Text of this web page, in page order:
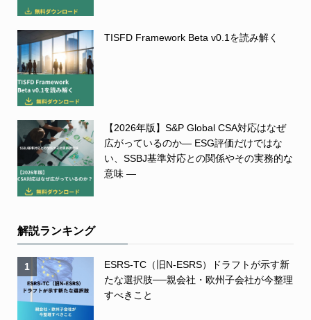
TISFD Framework Beta v0.1を読み解く
【2026年版】S&P Global CSA対応はなぜ
広がっているのか― ESG評価だけではな
い、SSBJ基準対応との関係やその実務的な
意味 ―
解説ランキング
1
ESRS-TC（旧N-ESRS）ドラフトが示す新
たな選択肢──親会社・欧州子会社が今整理
すべきこと